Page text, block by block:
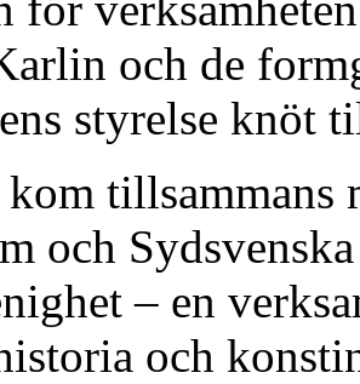
och de
styrelse knöt
tillsammans
och
– en
och